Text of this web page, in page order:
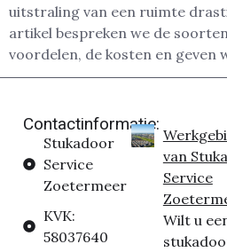
uitstraling van een ruimte
artikel bespreken we de
voordelen, de kosten en geven
Contactinformatie:
Stukadoor
Service
Zoetermeer
KVK:
58037640
van
Service
Wilt u